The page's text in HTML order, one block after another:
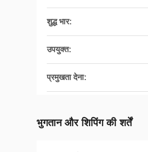
शुद्ध भार:
उपयुक्त:
प्रमुखता देना:
भुगतान और शिपिंग की शर्तें